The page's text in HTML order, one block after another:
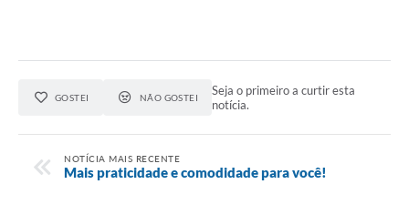
GOSTEI NÃO GOSTEI
Seja o primeiro a curtir esta
notícia.
NOTÍCIA MAIS RECENTE
Mais praticidade e comodidade para você!